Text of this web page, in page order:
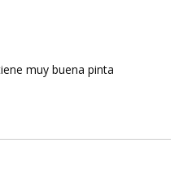
muy buena pinta